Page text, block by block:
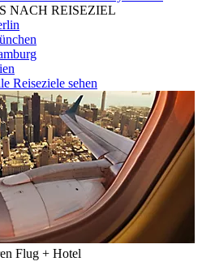
NACH REISEZIEL
Reiseziele sehen
Flug + Hotel